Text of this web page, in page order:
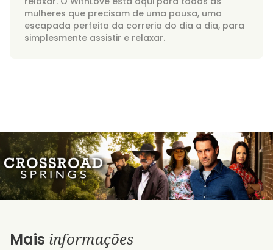
mulheres que precisam de uma pausa, uma
escapada perfeita da correria do dia a dia, para
simplesmente assistir e relaxar.
Mais informações